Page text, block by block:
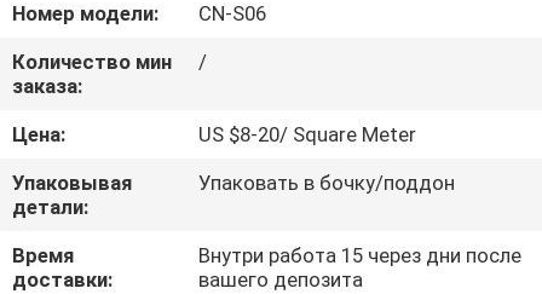
КАЧЕСТВА
МЫ
СПРОСИТЕ
ЦИТАТУ
Номер модели:
CN-S06
Количество мин
заказа:
/
Цена:
US $8-20/ Square Meter
Упаковывая
детали:
Упаковать в бочку/поддон
Время
доставки:
Внутри работа 15 через дни после
вашего депозита